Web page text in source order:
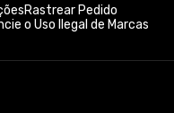
Rastrear Pedido
o Uso Ilegal de Marcas